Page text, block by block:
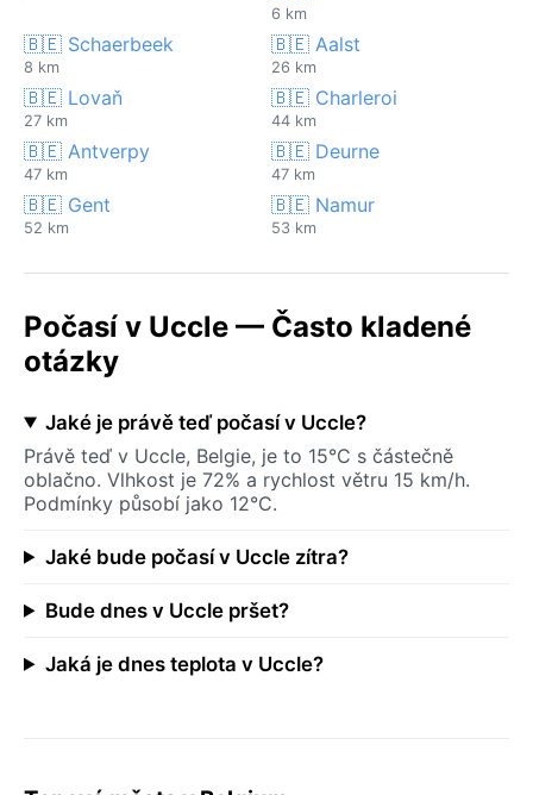
6 km
🇧🇪 Schaerbeek
8 km
🇧🇪 Aalst
26 km
🇧🇪 Lovaň
27 km
🇧🇪 Charleroi
44 km
🇧🇪 Antverpy
47 km
🇧🇪 Deurne
47 km
🇧🇪 Gent
52 km
🇧🇪 Namur
53 km
Počasí v Uccle — Často kladené
otázky
Jaké je právě teď počasí v Uccle?
Právě teď v Uccle, Belgie, je to 15°C s částečně
oblačno. Vlhkost je 72% a rychlost větru 15 km/h.
Podmínky působí jako 12°C.
Jaké bude počasí v Uccle zítra?
Bude dnes v Uccle pršet?
Jaká je dnes teplota v Uccle?